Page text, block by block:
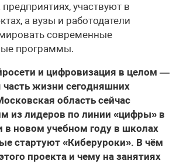
участвуют в
а вузы и работодатели
современные
программы.
и цифровизация в целом —
жизни сегодняшних
область сейчас
из лидеров по линии «цифры» в
в новом учебном году в школах
стартуют «Киберуроки». В чём
проекта и чему на занятиях